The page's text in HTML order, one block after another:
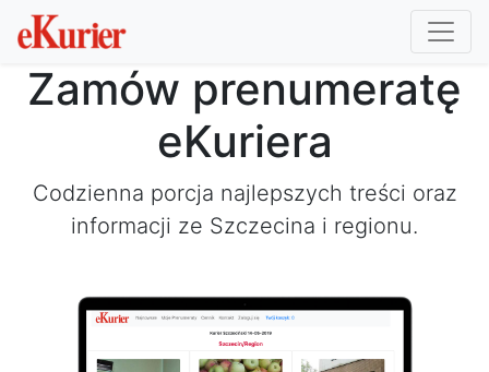
Zamów prenumeratę
eKuriera
Codzienna porcja najlepszych treści oraz
informacji ze Szczecina i regionu.